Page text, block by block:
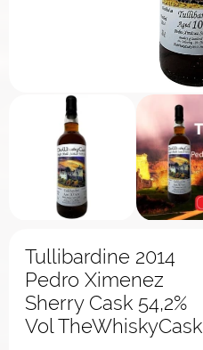
Tullibardine 2014
Pedro Ximenez
Sherry Cask 54,2%
Vol TheWhiskyCask